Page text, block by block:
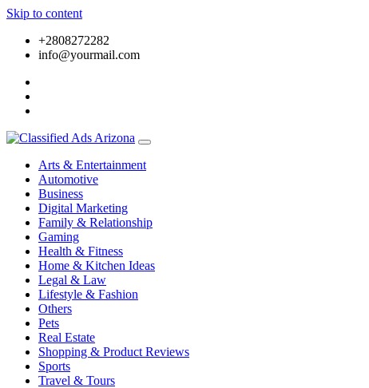
Skip to content
+2808272282
info@yourmail.com
Arts & Entertainment
Automotive
Business
Digital Marketing
Family & Relationship
Gaming
Health & Fitness
Home & Kitchen Ideas
Legal & Law
Lifestyle & Fashion
Others
Pets
Real Estate
Shopping & Product Reviews
Sports
Travel & Tours